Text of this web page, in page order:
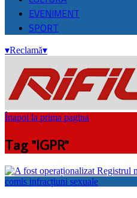
EVENIMENT
SPORT
▾Reclamă▾
Înapoi la prima pagina
Tag "IGPR"